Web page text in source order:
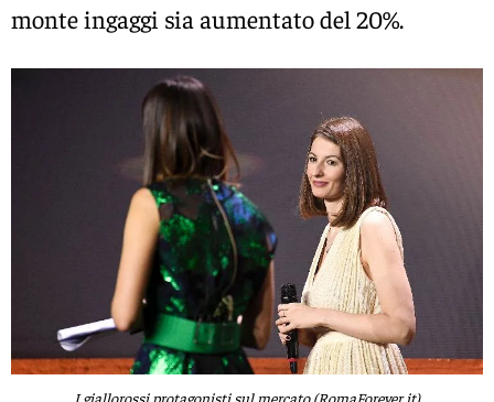
monte ingaggi sia aumentato del 20%.
I giallorossi protagonisti sul mercato (RomaForever.it)